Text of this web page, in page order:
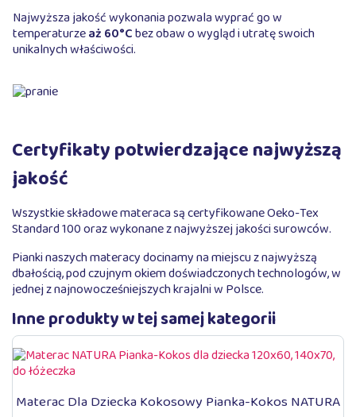
Najwyższa jakość wykonania pozwala wyprać go w
temperaturzeaż 60°Cbez obaw o wygląd i utratę swoich
unikalnych właściwości.
Certyfikaty potwierdzające najwyższą
jakość
Wszystkie składowe materaca są certyfikowane Oeko-Tex
Standard 100 oraz wykonane z najwyższej jakości surowców.
Pianki naszych materacy docinamy na miejscu z najwyższą
dbałością, pod czujnym okiem doświadczonych technologów, w
jednej z najnowocześniejszych krajalni w Polsce.
Inne produkty w tej samej kategorii
Materac Dla Dziecka Kokosowy Pianka-Kokos NATURA